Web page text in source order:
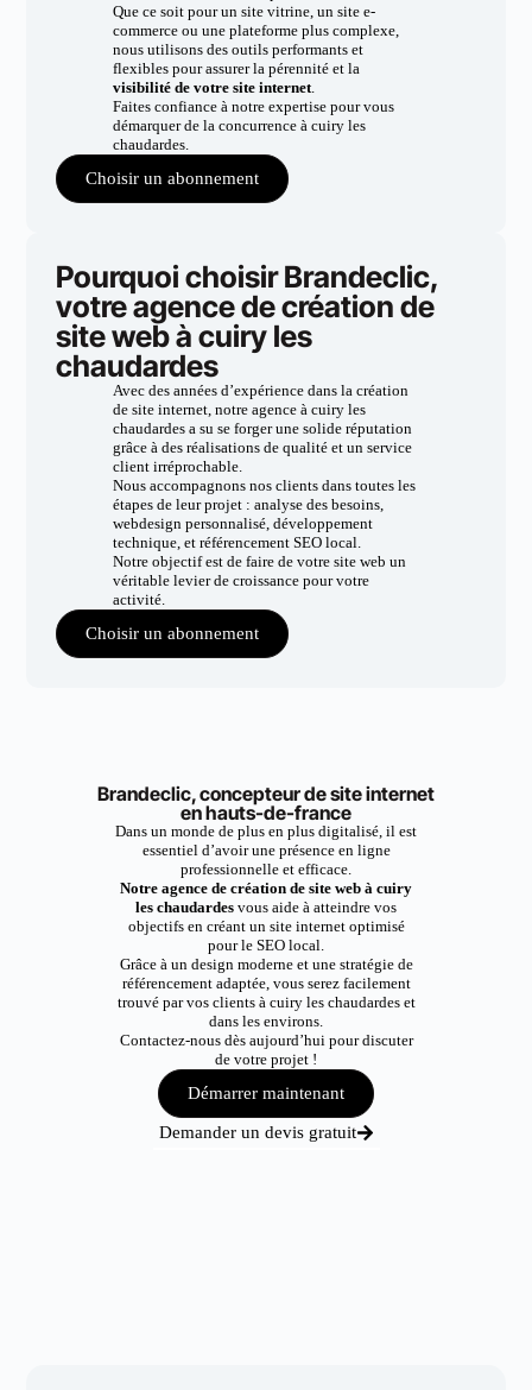
Que ce soit pour un site vitrine, un site e-
commerce ou une plateforme plus complexe,
nous utilisons des outils performants et
flexibles pour assurer la pérennité et la
visibilité de votre site internet.
Faites confiance à notre expertise pour vous
démarquer de la concurrence à cuiry les
chaudardes.
Choisir un abonnement
Pourquoi choisir Brandeclic,
votre agence de création de
site web à cuiry les
chaudardes
Avec des années d’expérience dans la création
de site internet, notre agence à cuiry les
chaudardes a su se forger une solide réputation
grâce à des réalisations de qualité et un service
client irréprochable.
Nous accompagnons nos clients dans toutes les
étapes de leur projet : analyse des besoins,
webdesign personnalisé, développement
technique, et référencement SEO local.
Notre objectif est de faire de votre site web un
véritable levier de croissance pour votre
activité.
Choisir un abonnement
Brandeclic, concepteur de site internet
en hauts-de-france
Dans un monde de plus en plus digitalisé, il est
essentiel d’avoir une présence en ligne
professionnelle et efficace.
Notre agence de création de site web à cuiry
les chaudardes vous aide à atteindre vos
objectifs en créant un site internet optimisé
pour le SEO local.
Grâce à un design moderne et une stratégie de
référencement adaptée, vous serez facilement
trouvé par vos clients à cuiry les chaudardes et
dans les environs.
Contactez-nous dès aujourd’hui pour discuter
de votre projet !
Démarrer maintenant
Demander un devis gratuit